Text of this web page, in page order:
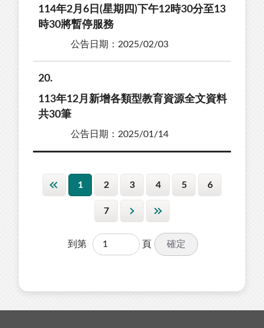
114年2月6日(星期四)下午12時30分至13
時30將暫停服務
公告日期：2025/02/03
20
113年12月新增各類型教育資源全文資料
共30筆
公告日期：2025/01/14
1 2 3 4 5 6
7
到第 頁 確定